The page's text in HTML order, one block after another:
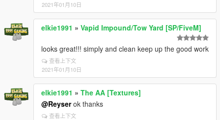
2021年01月10日
elkie1991 » Vapid Impound/Tow Yard [SP/FiveM]
looks great!!! simply and clean keep up the good work
查看上下文
2021年01月10日
elkie1991 » The AA [Textures]
@Reyserok thanks
查看上下文